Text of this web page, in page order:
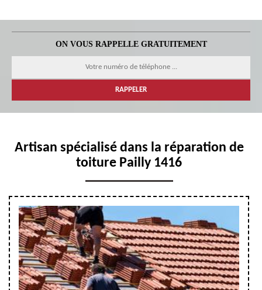
ON VOUS RAPPELLE GRATUITEMENT
Artisan spécialisé dans la réparation de
toiture Pailly 1416